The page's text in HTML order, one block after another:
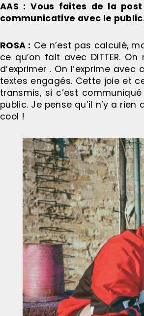
AAS : Vous faites de la
communicative avec le
ROSA : Ce n’est pas calculé,
ce qu’on fait avec DITTER.
d’exprimer . On l’exprime
textes engagés. Cette joie et
transmis, si c’est
public. Je pense qu’il n’y a
cool !